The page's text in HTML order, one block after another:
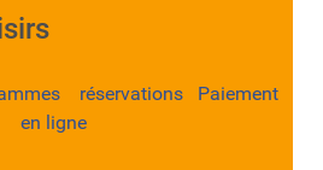
réservations Paiement
en ligne